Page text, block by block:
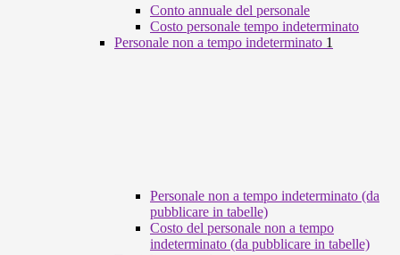
Conto annuale del personale
Costo personale tempo indeterminato
Personale non a tempo indeterminato 1
Personale non a tempo indeterminato (da
pubblicare in tabelle)
Costo del personale non a tempo
indeterminato (da pubblicare in tabelle)